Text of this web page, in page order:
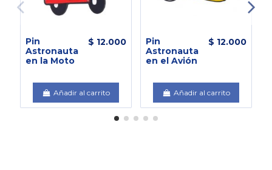
Pin
Astronauta
en la Moto
$ 12.000
Añadir al carrito
Pin
Astronauta
en el Avión
$ 12.000
Añadir al carrito